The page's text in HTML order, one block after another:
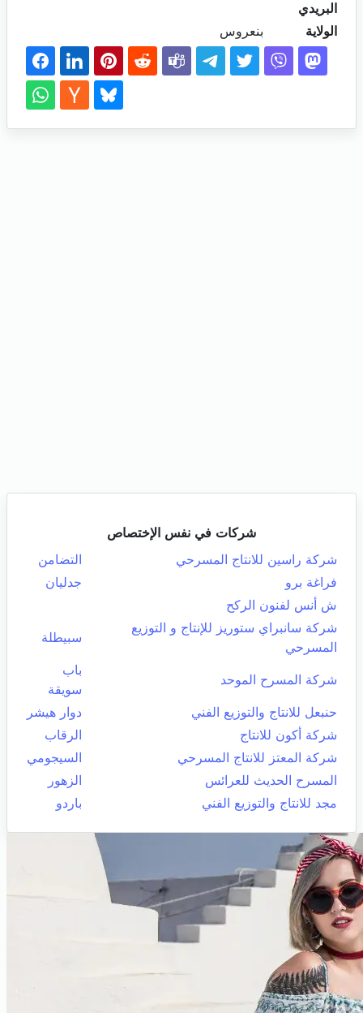
البريدي
الولاية
بنعروس
شركات في نفس الإختصاص
شركة راسين للانتاج المسرحي
التضامن
فراغة برو
جدليان
ش أنس لفنون الركح
شركة سانبراي ستوريز للإنتاج و التوزيع
المسرحي
سبيطلة
شركة المسرح الموحد
باب
سويقة
حنبعل للانتاج والتوزيع الفني
دوار هيشر
شركة أكون للانتاج
الرقاب
شركة المعتز للانتاج المسرحي
السيجومي
المسرح الحديث للعرائس
الزهور
مجد للانتاج والتوزيع الفني
باردو